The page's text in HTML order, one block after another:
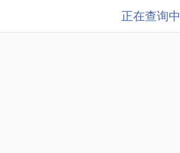
正在查询中